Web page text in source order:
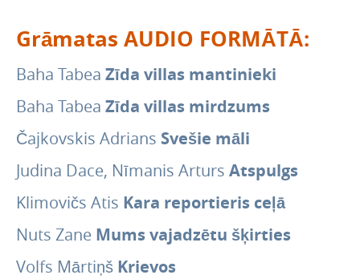
Maija jaunieguvumi
Aprīļa jaunieguvumi
Marta jaunieguvumi
Pakalpojumi
Periodika
Novadpētniecība
Grāmatas AUDIO FORMĀTĀ:
Baha Tabea Zīda villas mantinieki
Baha Tabea Zīda villas mirdzums
Čajkovskis Adrians Svešie māli
Judina Dace, Nīmanis Arturs Atspulgs
Klimovičs Atis Kara reportieris ceļā
Nuts Zane Mums vajadzētu šķirties
Volfs Mārtiņš Krievos